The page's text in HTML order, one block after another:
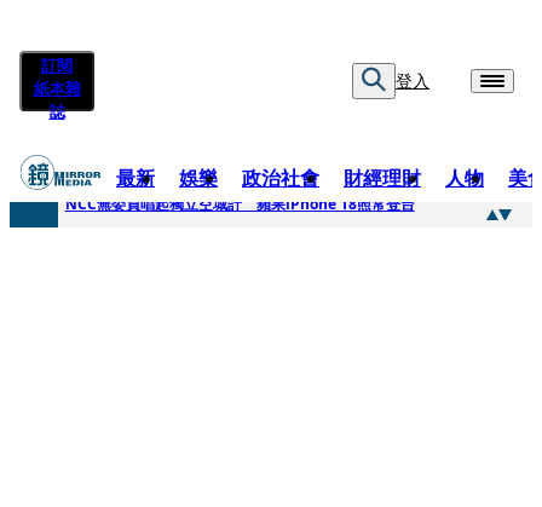
訂閱
紙本雜
誌
登入
最新 娛樂 政治社會 財經理財 人物 美
快訊
NCC無委員唱起獨立空城計 蘋果iPhone 18照常登台